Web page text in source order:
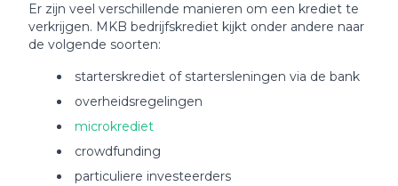
Er zijn veel verschillende manieren om een krediet te
verkrijgen. MKB bedrijfskrediet kijkt onder andere naar
de volgende soorten:
starterskrediet of startersleningen via de bank
overheidsregelingen
microkrediet
crowdfunding
particuliere investeerders